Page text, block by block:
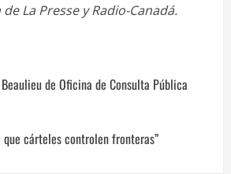
La Presse y Radio-Canadá.
de Oficina de Consulta Pública
cárteles controlen fronteras”